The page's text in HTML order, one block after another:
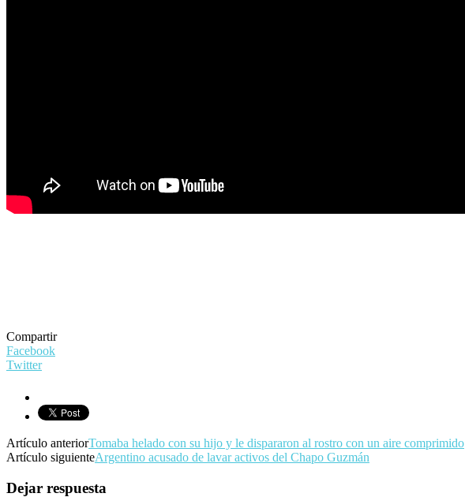
Compartir
Facebook
Twitter
Artículo anteriorTomaba helado con su hijo y le dispararon al rostro con un aire comprimido
Artículo siguienteArgentino acusado de lavar activos del Chapo Guzmán
Dejar respuesta